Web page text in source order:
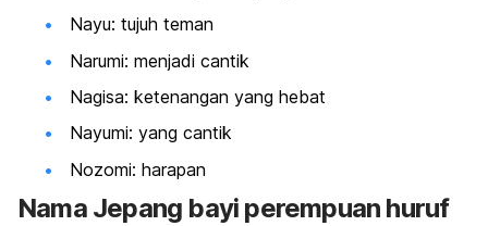
Nayu: tujuh teman
Narumi: menjadi cantik
Nagisa: ketenangan yang hebat
Nayumi: yang cantik
Nozomi: harapan
Nama Jepang bayi perempuan huruf